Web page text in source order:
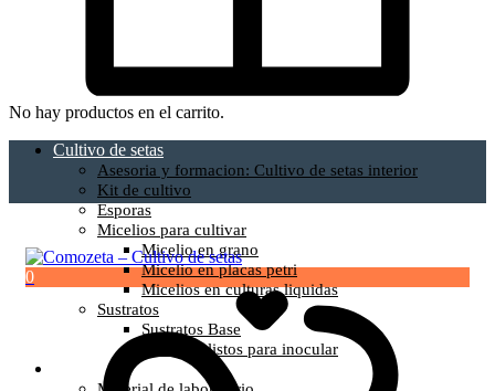
No hay productos en el carrito.
Cultivo de setas
Asesoria y formacion: Cultivo de setas interior
Kit de cultivo
Esporas
Micelios para cultivar
Micelio en grano
Micelio en placas petri
Micelios en culturas liquidas
Sustratos
Sustratos Base
Sustratos listos para inocular
Material de cultivo
0